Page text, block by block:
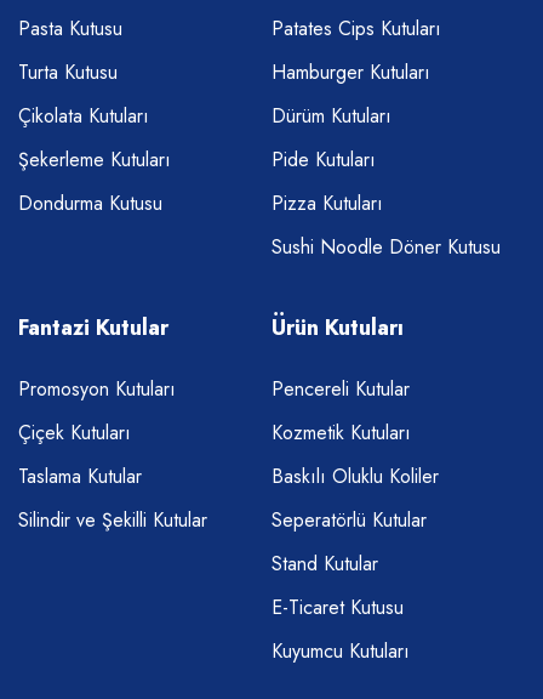
Pasta Kutusu
Turta Kutusu
Çikolata Kutuları
Şekerleme Kutuları
Dondurma Kutusu
Patates Cips Kutuları
Hamburger Kutuları
Dürüm Kutuları
Pide Kutuları
Pizza Kutuları
Sushi Noodle Döner Kutusu
Fantazi Kutular
Promosyon Kutuları
Çiçek Kutuları
Taslama Kutular
Silindir ve Şekilli Kutular
Ürün Kutuları
Pencereli Kutular
Kozmetik Kutuları
Baskılı Oluklu Koliler
Seperatörlü Kutular
Stand Kutular
E-Ticaret Kutusu
Kuyumcu Kutuları